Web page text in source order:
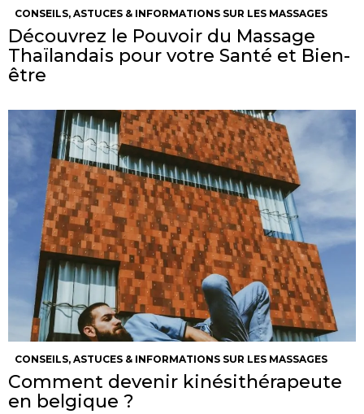
CONSEILS, ASTUCES & INFORMATIONS SUR LES MASSAGES
Découvrez le Pouvoir du Massage
Thaïlandais pour votre Santé et Bien-
être
CONSEILS, ASTUCES & INFORMATIONS SUR LES MASSAGES
Comment devenir kinésithérapeute
en belgique ?